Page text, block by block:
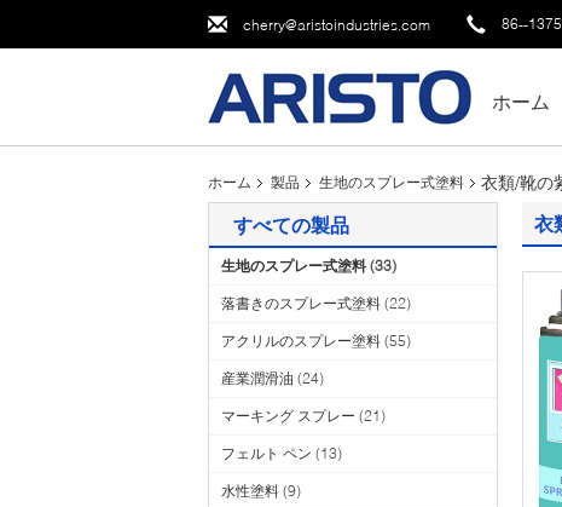
cherry@aristoindustries.com 86--
ホーム
ホーム 製品 生地のスプレー式塗料 衣類/靴の
すべての製品
生地のスプレー式塗料 (33)
落書きのスプレー式塗料 (22)
アクリルのスプレー塗料 (55)
産業潤滑油 (24)
マーキング スプレー (21)
フェルト ペン (13)
水性塗料 (9)
衣